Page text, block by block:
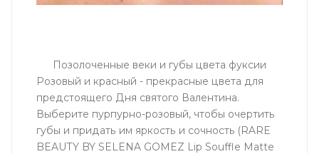
Позолоченные веки и губы цвета фуксии
Розовый и красный - прекрасные цвета для
предстоящего Дня святого Валентина.
Выберите пурпурно-розовый, чтобы очертить
губы и придать им яркость и сочность (RARE
BEAUTY BY SELENA GOMEZ Lip Souffle Matte